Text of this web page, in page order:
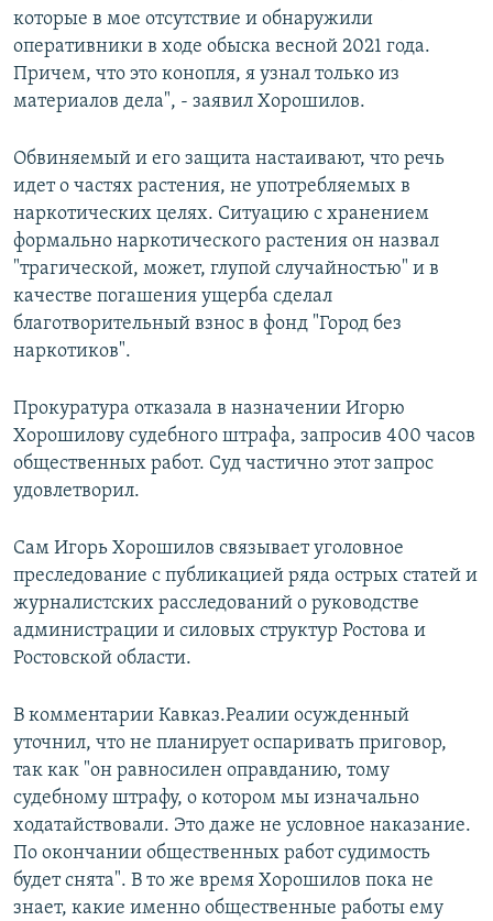
которые в мое отсутствие и обнаружили
оперативники в ходе обыска весной 2021 года.
Причем, что это конопля, я узнал только из
материалов дела", - заявил Хорошилов.
Обвиняемый и его защита настаивают, что речь
идет о частях растения, не употребляемых в
наркотических целях. Ситуацию с хранением
формально наркотического растения он назвал
"трагической, может, глупой случайностью" и в
качестве погашения ущерба сделал
благотворительный взнос в фонд "Город без
наркотиков".
Прокуратура отказала в назначении Игорю
Хорошилову судебного штрафа, запросив 400 часов
общественных работ. Суд частично этот запрос
удовлетворил.
Сам Игорь Хорошилов связывает уголовное
преследование с публикацией ряда острых статей и
журналистских расследований о руководстве
администрации и силовых структур Ростова и
Ростовской области.
В комментарии Кавказ.Реалии осужденный
уточнил, что не планирует оспаривать приговор,
так как "он равносилен оправданию, тому
судебному штрафу, о котором мы изначально
ходатайствовали. Это даже не условное наказание.
По окончании общественных работ судимость
будет снята". В то же время Хорошилов пока не
знает, какие именно общественные работы ему